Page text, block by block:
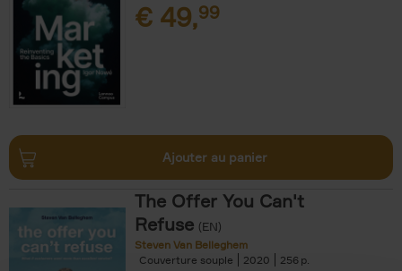
€ 49,99
Ajouter au panier
The Offer You Can't
Refuse (EN)
Steven Van Belleghem
Couverture souple
2020 256